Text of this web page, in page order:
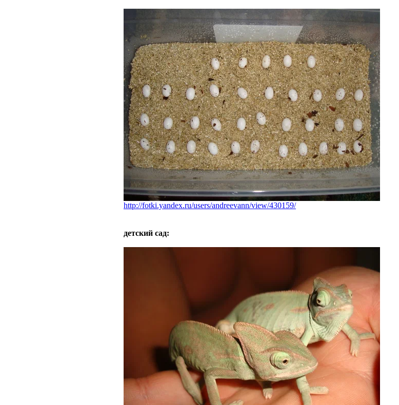
http://fotki.yandex.ru/users/andreevann/view/430159/
детский сад: